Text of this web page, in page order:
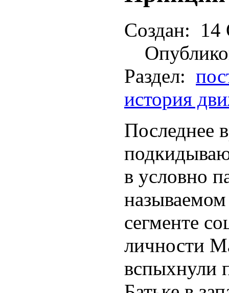
Создан:
14
Раздел:
история
Последнее
в условно
сегменте
личности
вспыхнули